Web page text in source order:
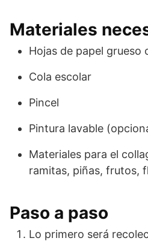
Materiales
Hojas de papel grueso
Cola escolar
Pincel
Pintura lavable
Materiales para el
ramitas, piñas, frutos,
Paso a paso
Lo primero será